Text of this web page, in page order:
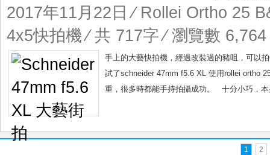
2017年11月22日 ⁄ Rollei Ortho 25
4x5快拍機⁄ 共 717字 ⁄ 瀏覽數
手上的大藝快拍機，經過改裝過的豬咀，可以
試了schneider 47mm f5.6 XL 使用rollei ortho
重，很多時都能手持拍攝成功。 十分小巧，
1 2